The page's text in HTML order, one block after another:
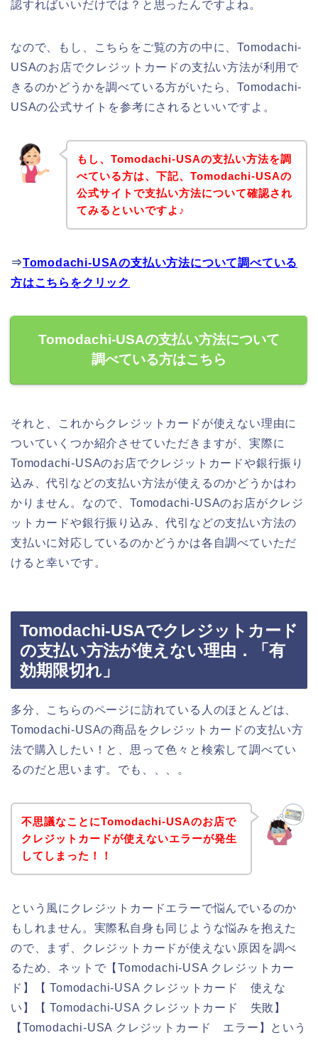
認すればいいだけでは？と思ったんですよね。
なので、もし、こちらをご覧の方の中に、Tomodachi-
USAのお店でクレジットカードの支払い方法が利用で
きるのかどうかを調べている方がいたら、Tomodachi-
USAの公式サイトを参考にされるといいですよ。
もし、Tomodachi-USAの支払い方法を調
べている方は、下記、Tomodachi-USAの
公式サイトで支払い方法について確認され
てみるといいですよ♪
⇒Tomodachi-USAの支払い方法について調べている
方はこちらをクリック
Tomodachi-USAの支払い方法について
調べている方はこちら
それと、これからクレジットカードが使えない理由に
ついていくつか紹介させていただきますが、実際に
Tomodachi-USAのお店でクレジットカードや銀行振り
込み、代引などの支払い方法が使えるのかどうかはわ
かりません。なので、Tomodachi-USAのお店がクレジ
ットカードや銀行振り込み、代引などの支払い方法の
支払いに対応しているのかどうかは各自調べていただ
けると幸いです。
Tomodachi-USAでクレジットカード
の支払い方法が使えない理由．「有
効期限切れ」
多分、こちらのページに訪れている人のほとんどは、
Tomodachi-USAの商品をクレジットカードの支払い方
法で購入したい！と、思って色々と検索して調べてい
るのだと思います。でも、、、。
不思議なことにTomodachi-USAのお店で
クレジットカードが使えないエラーが発生
してしまった！！
という風にクレジットカードエラーで悩んでいるのか
もしれません。実際私自身も同じような悩みを抱えた
ので、まず、クレジットカードが使えない原因を調べ
るため、ネットで【Tomodachi-USA クレジットカー
ド】【 Tomodachi-USA クレジットカード 使えな
い】【 Tomodachi-USA クレジットカード 失敗】
【Tomodachi-USA クレジットカード エラー】という